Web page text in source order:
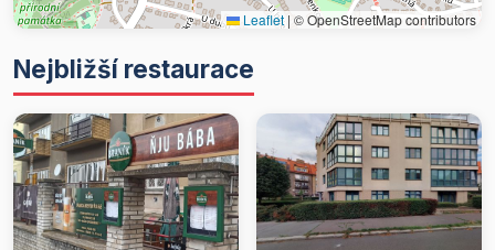
Leaflet | © OpenStreetMap contributors
Nejbližší restaurace